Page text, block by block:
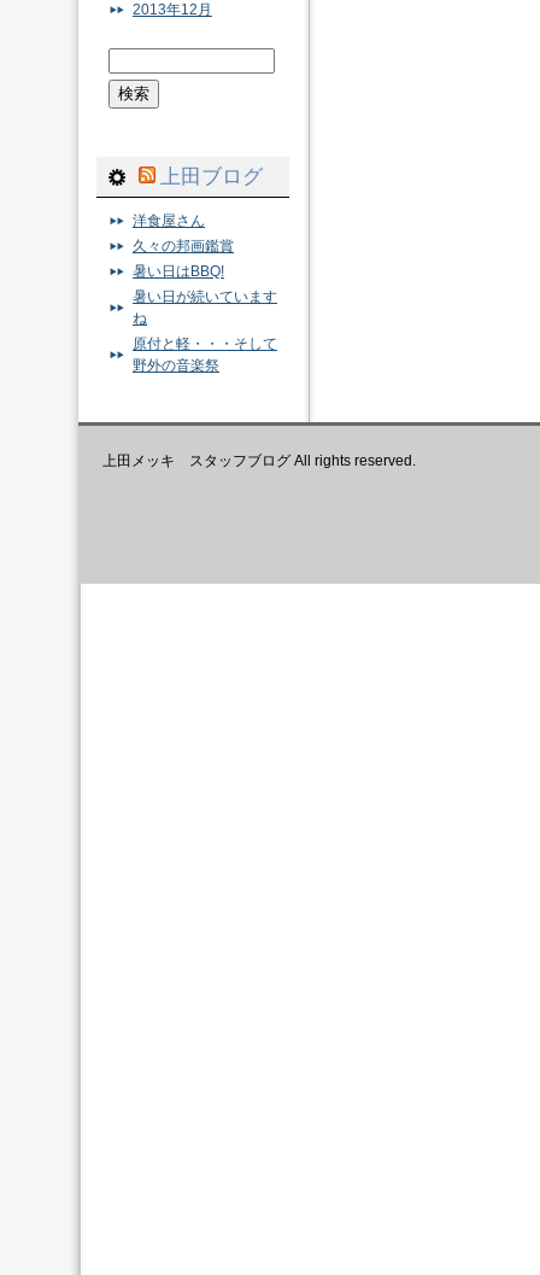
2013年12月
上田ブログ
洋食屋さん
久々の邦画鑑賞
暑い日はBBQ!
暑い日が続いています
ね
原付と軽・・・そして
野外の音楽祭
上田メッキ スタッフブログ All rights reserved.